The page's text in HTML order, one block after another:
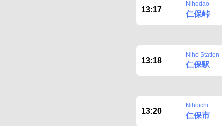
13:17
Nihodao
仁保峠
13:18
Niho Station
仁保駅
13:20
Nihoichi
仁保市